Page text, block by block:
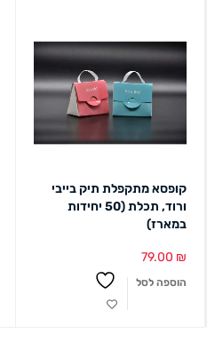
קופסא מתקפלת תיק בייבי
ורוד, תכלת (50 יחידות
במארז)
79.00 ₪
הוספה לסל